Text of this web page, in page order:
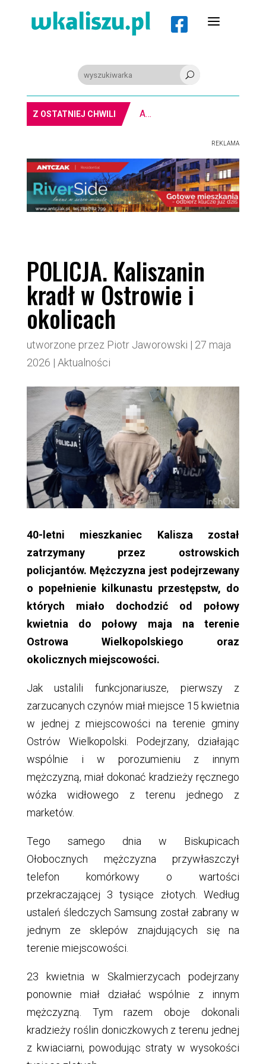
 a
U
Z OSTATNIEJ CHWILI
REKLAMA
POLICJA. Kaliszanin
kradł w Ostrowie i
okolicach
utworzone przez Piotr Jaworowski | 27 maja
2026 | Aktualności
40-letni mieszkaniec Kalisza został
zatrzymany przez ostrowskich
policjantów. Mężczyzna jest podejrzewany
o popełnienie kilkunastu przestępstw, do
których miało dochodzić od połowy
kwietnia do połowy maja na terenie
Ostrowa Wielkopolskiego oraz
okolicznych miejscowości.
Jak ustalili funkcjonariusze, pierwszy z
zarzucanych czynów miał miejsce 15 kwietnia
w jednej z miejscowości na terenie gminy
Ostrów Wielkopolski. Podejrzany, działając
wspólnie i w porozumieniu z innym
mężczyzną, miał dokonać kradzieży ręcznego
wózka widłowego z terenu jednego z
marketów.
Tego samego dnia w Biskupicach
Ołobocznych mężczyzna przywłaszczył
telefon komórkowy o wartości
przekraczającej 3 tysiące złotych. Według
ustaleń śledczych Samsung został zabrany w
jednym ze sklepów znajdujących się na
terenie miejscowości.
23 kwietnia w Skalmierzycach podejrzany
ponownie miał działać wspólnie z innym
mężczyzną. Tym razem oboje dokonali
kradzieży roślin doniczkowych z terenu jednej
z kwiaciarni, powodując straty w wysokości